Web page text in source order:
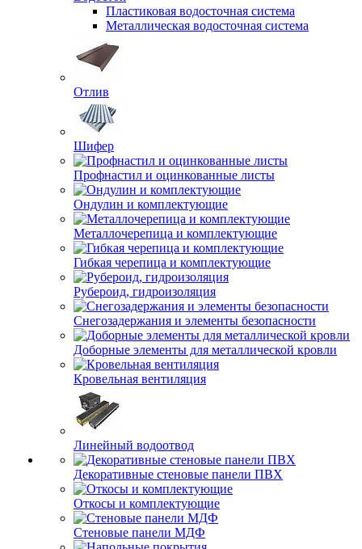
Пластиковая водосточная система
Металлическая водосточная система
Отлив
Шифер
Профнастил и оцинкованные листы
Ондулин и комплектующие
Металлочерепица и комплектующие
Гибкая черепица и комплектующие
Рубероид, гидроизоляция
Снегозадержания и элементы безопасности
Доборные элементы для металлической кровли
Кровельная вентиляция
Линейный водоотвод
Декоративные стеновые панели ПВХ
Откосы и комплектующие
Стеновые панели МДФ